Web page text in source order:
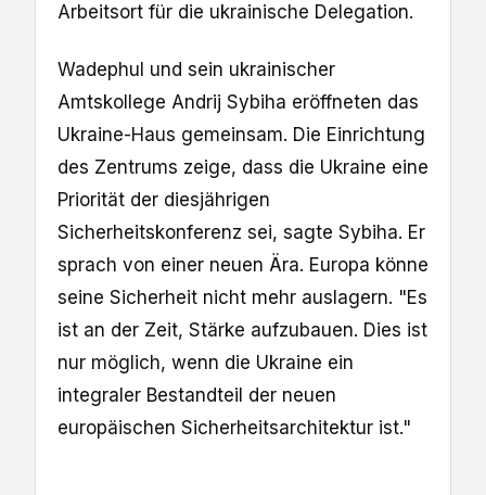
Arbeitsort für die ukrainische Delegation.
Wadephul und sein ukrainischer
Amtskollege Andrij Sybiha eröffneten das
Ukraine-Haus gemeinsam. Die Einrichtung
des Zentrums zeige, dass die Ukraine eine
Priorität der diesjährigen
Sicherheitskonferenz sei, sagte Sybiha. Er
sprach von einer neuen Ära. Europa könne
seine Sicherheit nicht mehr auslagern. "Es
ist an der Zeit, Stärke aufzubauen. Dies ist
nur möglich, wenn die Ukraine ein
integraler Bestandteil der neuen
europäischen Sicherheitsarchitektur ist."